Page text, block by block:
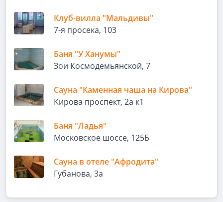
Клуб-вилла "Мальдивы"
7-я просека, 103
Баня "У Ханумы"
Зои Космодемьянской, 7
Сауна "Каменная чаша на Кирова"
Кирова проспект, 2а к1
Баня "Ладья"
Московское шоссе, 125Б
Сауна в отеле "Афродита"
Губанова, 3а